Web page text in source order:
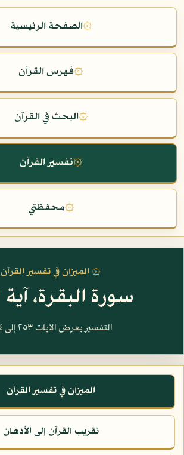
۞الصفحة الرئيسية
۞فهرس القرآن
۞البحث في القرآن
۞تفسير القرآن
۞محفظتي
۞ الميزان في تفسير القرآن
سورة البقرة، آية ٢٥٣
التفسير يعرض الآيات ٢٥٣ إلى ٢٥٤
الميزان في تفسير القرآن
تقريب القرآن إلى الأذهان